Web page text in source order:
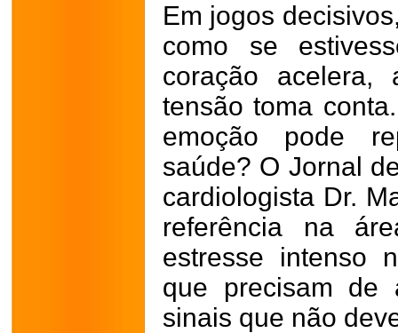
Em jogos
como se
coração
tensão toma
emoção pode
saúde? O Jornal
cardiologista Dr.
referência na
estresse intenso
que precisam de
sinais que não